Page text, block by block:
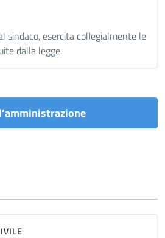
sindaco, esercita collegialmente le
dalla legge.